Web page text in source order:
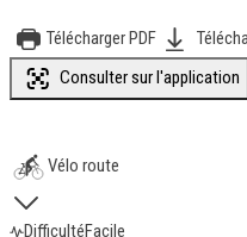
Télécharger PDF
Consulter sur l'application
Vélo route
DifficultéFacile